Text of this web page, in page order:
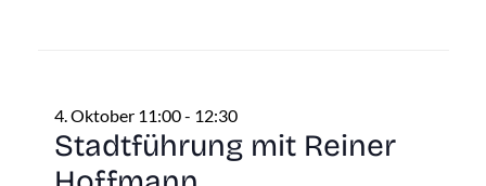
4. Oktober 11:00- 12:30
Stadtführung mit Reiner